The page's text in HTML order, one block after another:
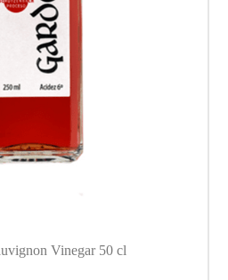
Vinegar 50 cl